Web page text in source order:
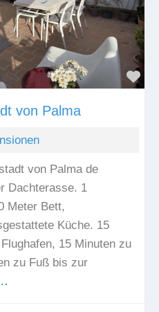
von Palma
von Palma de
Dachterasse. 1
Meter Bett,
Küche. 15
15 Minuten zu
zu Fuß bis zur